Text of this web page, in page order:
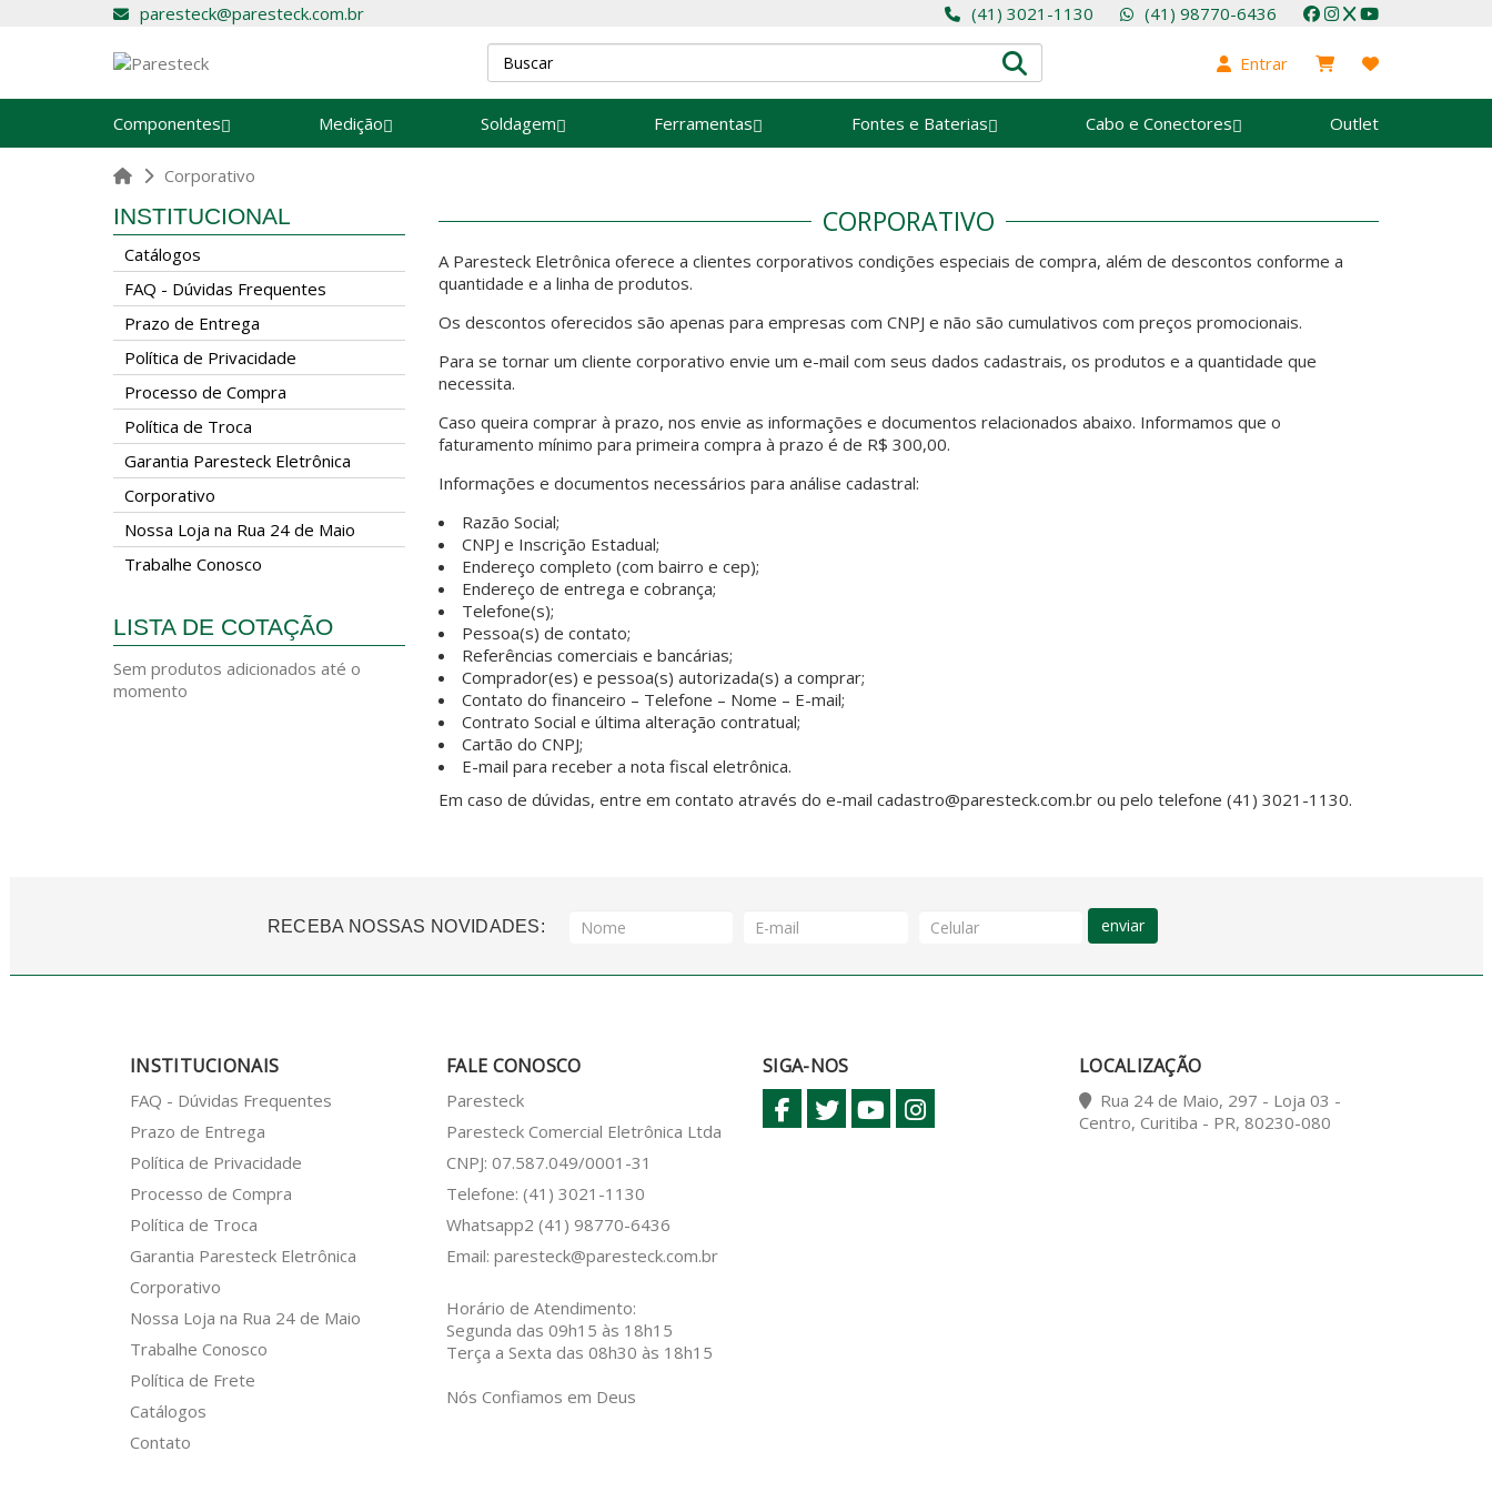
paresteck@paresteck.com.br (41) 3021-1130 (41) 98770-6436
Entrar
Componentes Medição Soldagem Ferramentas Fontes e Baterias Cabo e Conectores Outlet
Corporativo
INSTITUCIONAL
Catálogos
FAQ - Dúvidas Frequentes
Prazo de Entrega
Política de Privacidade
Processo de Compra
Política de Troca
Garantia Paresteck Eletrônica
Corporativo
Nossa Loja na Rua 24 de Maio
Trabalhe Conosco
LISTA DE COTAÇÃO
Sem produtos adicionados até o
momento
CORPORATIVO
A Paresteck Eletrônica oferece a clientes corporativos condições especiais de compra, além de descontos conforme a
quantidade e a linha de produtos.
Os descontos oferecidos são apenas para empresas com CNPJ e não são cumulativos com preços promocionais.
Para se tornar um cliente corporativo envie um e-mail com seus dados cadastrais, os produtos e a quantidade que
necessita.
Caso queira comprar à prazo, nos envie as informações e documentos relacionados abaixo. Informamos que o
faturamento mínimo para primeira compra à prazo é de R$ 300,00.
Informações e documentos necessários para análise cadastral:
Razão Social;
CNPJ e Inscrição Estadual;
Endereço completo (com bairro e cep);
Endereço de entrega e cobrança;
Telefone(s);
Pessoa(s) de contato;
Referências comerciais e bancárias;
Comprador(es) e pessoa(s) autorizada(s) a comprar;
Contato do financeiro – Telefone – Nome – E-mail;
Contrato Social e última alteração contratual;
Cartão do CNPJ;
E-mail para receber a nota fiscal eletrônica.
Em caso de dúvidas, entre em contato através do e-mail cadastro@paresteck.com.brou pelo telefone (41) 3021-1130.
RECEBA NOSSAS NOVIDADES: enviar
INSTITUCIONAIS
FAQ - Dúvidas Frequentes
Prazo de Entrega
Política de Privacidade
Processo de Compra
Política de Troca
Garantia Paresteck Eletrônica
Corporativo
Nossa Loja na Rua 24 de Maio
Trabalhe Conosco
Política de Frete
Catálogos
Contato
FALE CONOSCO
Paresteck
Paresteck Comercial Eletrônica Ltda
CNPJ: 07.587.049/0001-31
Telefone: (41) 3021-1130
Whatsapp2 (41) 98770-6436
Email: paresteck@paresteck.com.br
Horário de Atendimento:
Segunda das 09h15 às 18h15
Terça a Sexta das 08h30 às 18h15
Nós Confiamos em Deus
SIGA-NOS LOCALIZAÇÃO
Rua 24 de Maio, 297 - Loja 03 -
Centro, Curitiba - PR, 80230-080